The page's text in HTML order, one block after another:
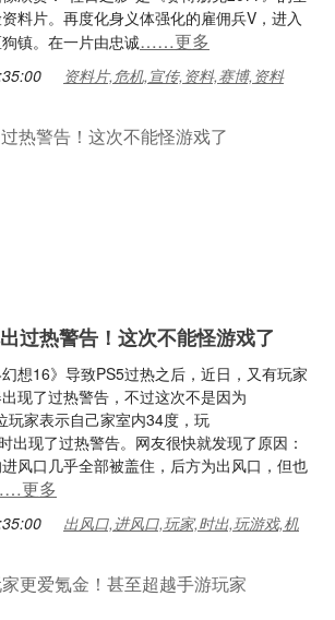
料片。再度化身义体强化的雇佣兵V，进入
镇。在一片由忠诚……更多
资料片,危机,宣传,资料,赛博,资料
过热警告！这次不能怪游戏了
想16》导致PS5过热之后，近日，又有玩家
现了过热警告，不过这次不是因为
玩家表示自己家室内34度，玩
出现了过热警告。网友很快就发现了原因：
风口几乎全部被盖住，后方为出风口，但也
更多
出风口,进风口,玩家,时出,玩游戏,机